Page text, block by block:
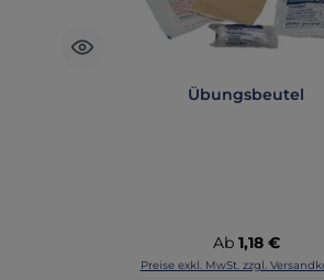
Übungsbeutel
Regulärer Preis:
Ab 1,18 €
Preise exkl. MwSt. zzgl.